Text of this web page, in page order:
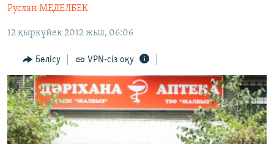
to
Navigation
Search
ҚАҢТАР ОҚИҒАСЫ
АДАМ ҚҰҚЫҚТАРЫ
ӘЛЕУМЕТ
ӘЛЕМ
АРНАЙЫ ЖОБАЛАР
Русский
Руслан МЕДЕЛБЕК
12 қыркүйек 2012 жыл, 06:06
Бөлісу VPN-сіз оқу